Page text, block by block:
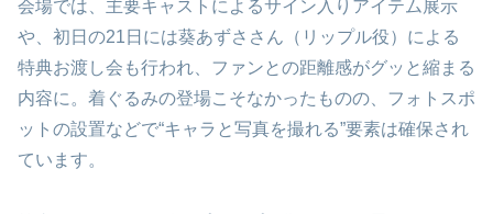
会場では、主要キャストによるサイン入りアイテム展示
や、初日の21日には葵あずささん（リップル役）による
特典お渡し会も行われ、ファンとの距離感がグッと縮まる
内容に。着ぐるみの登場こそなかったものの、フォトスポ
ットの設置などで“キャラと写真を撮れる”要素は確保され
ています。